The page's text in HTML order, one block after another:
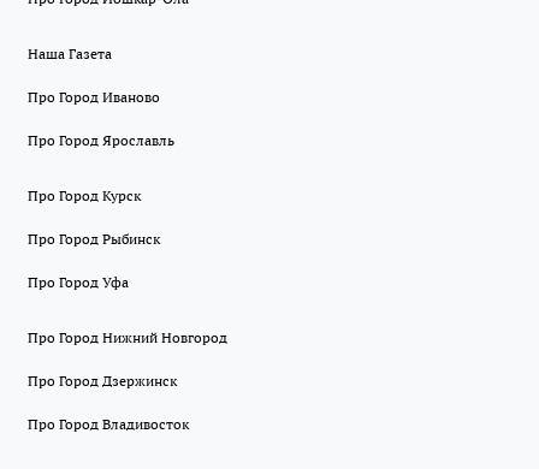
Наша Газета
Про Город Иваново
Про Город Ярославль
Про Город Курск
Про Город Рыбинск
Про Город Уфа
Про Город Нижний Новгород
Про Город Дзержинск
Про Город Владивосток